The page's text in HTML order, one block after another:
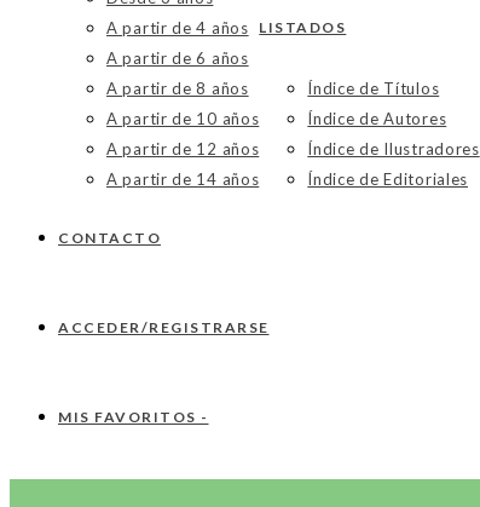
A partir de 4 años
A partir de 6 años
A partir de 8 años
A partir de 10 años
A partir de 12 años
A partir de 14 años
LISTADOS
Índice de Títulos
Índice de Autores
Índice de Ilustradores
Índice de Editoriales
CONTACTO
ACCEDER/REGISTRARSE
MIS FAVORITOS -